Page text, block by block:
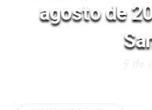
agosto de